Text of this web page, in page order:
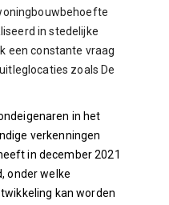
in stedelijke
een constante vraag
zoals De
in het
verkenningen
in december 2021
onder welke
kan worden